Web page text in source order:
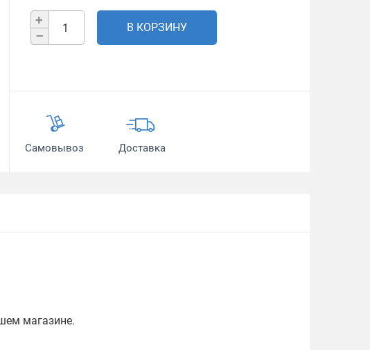
+
–
В КОРЗИНУ
Самовывоз Доставка
магазине.